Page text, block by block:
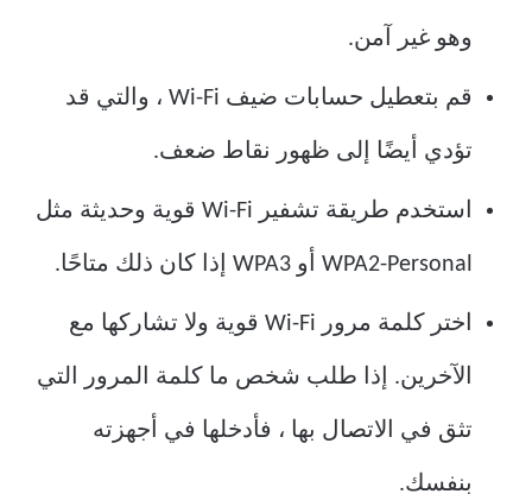
وهو غير آمن.
قم بتعطيل حسابات ضيف Wi-Fi ، والتي قد
تؤدي أيضًا إلى ظهور نقاط ضعف.
استخدم طريقة تشفير Wi-Fi قوية وحديثة مثل
WPA2-Personal أو WPA3 إذا كان ذلك متاحًا.
اختر كلمة مرور Wi-Fi قوية ولا تشاركها مع
الآخرين. إذا طلب شخص ما كلمة المرور التي
تثق في الاتصال بها ، فأدخلها في أجهزته
بنفسك.